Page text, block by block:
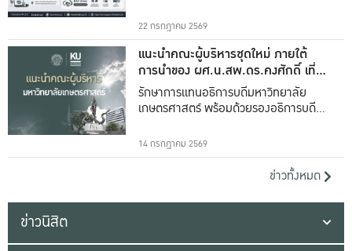
22 กรกฎาคม 2569
แนะนำคณะผู้บริหารชุดใหม่ ภายใต้
การนำของ ผศ.น.สพ.ดร.คงศักดิ์ เที่ยง
ธรรม
รักษาการแทนอธิการบดีมหาวิทยาลัย
เกษตรศาสตร์ พร้อมด้วยรองอธิการบดีทั้ง
14 กรกฎาคม 2569
ข่าวทั้งหมด
ข่าวนิสิต